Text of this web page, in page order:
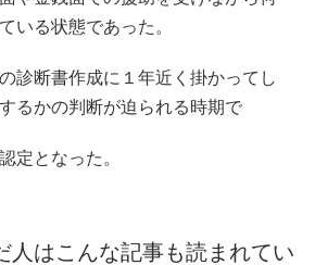
いる状態であった。
診断書作成に１年近く掛かってし
るかの判断が迫られる時期で
定となった。
人はこんな記事も読まれてい